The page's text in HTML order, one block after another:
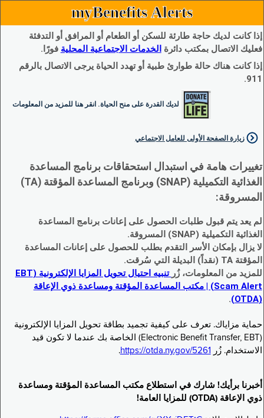
myBenefits Alerts
إذا كانت لديك حاجة طارئة للسكن أو الطعام أو المرافق أو التدفئة
فعليك الاتصال بمكتب دائرة الخدمات الاجتماعية المحلية فورًا.
إذا كانت هناك حالة طوارئ طبية أو تهدد الحياة يرجى الاتصال بالرقم
911.
لديك القدرة على منح الحياة. انقر هنا للمزيد من المعلومات
زيارة الصفحة الأولى للعامل الاجتماعي
تغييرات هامة في استبدال استحقاقات برنامج المساعدة
الغذائية التكميلية (SNAP) وبرنامج المساعدة المؤقتة (TA)
المسروقة:
لم يعد يتم قبول طلبات الحصول على إعانات برنامج المساعدة
الغذائية التكميلية (SNAP) المسروقة.
لا يزال بإمكان الأسر التقدم بطلب للحصول على إعانات المساعدة
المؤقتة TA (نقداً) البديلة التي سُرقت.
للمزيد من المعلومات، زُر
تنبيه احتيال تحويل المزايا الإلكترونية (EBT
Scam Alert) | مكتب المساعدة المؤقتة ومساعدة ذوي الإعاقة
(OTDA)
.
حماية مزاياك. تعرف على كيفية تجميد بطاقة تحويل المزايا الإلكترونية
(Electronic Benefit Transfer, EBT) الخاصة بك عندما لا تكون قيد
الاستخدام. زُر
https://otda.ny.gov/5261
.
أخبرنا برأيك! شارك في استطلاع مكتب المساعدة المؤقتة ومساعدة
ذوي الإعاقة (OTDA) للمزايا العامة!